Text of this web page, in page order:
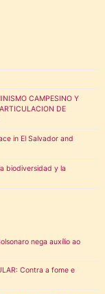
CAMPESINO Y
DE
in El Salvador and
biodiversidad y la
nega auxílio ao
Contra a fome e